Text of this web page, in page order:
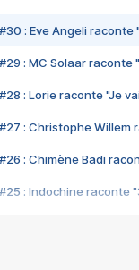
#30 : Eve Angeli
#29 : MC Solaar raconte
#28 : Lorie raconte "Je
#27 : Christophe Willem
#26 : Chimène Badi
#25 : Indochine raconte